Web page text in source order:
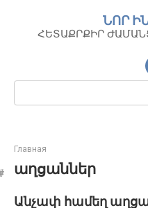
контенту
ՆՈՐ
ՀԵՏԱՔՐՔԻՐ
Поиск:
Главная
աղցաններ
Անչափ համեղ